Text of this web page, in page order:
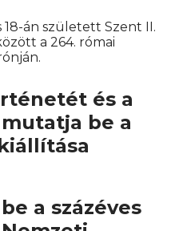
18-án született Szent II.
a 264. római
és a
be a
a százéves